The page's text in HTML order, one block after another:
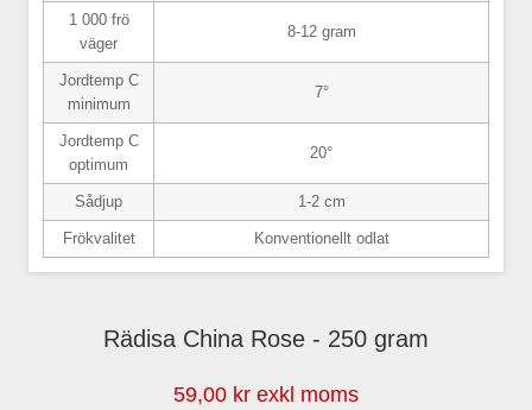
1 000 frö
väger
8-12 gram
Jordtemp C
minimum
7°
Jordtemp C
optimum
20°
Sådjup 1-2 cm
Frökvalitet Konventionellt odlat
Rädisa China Rose - 250 gram
59,00 kr exkl moms